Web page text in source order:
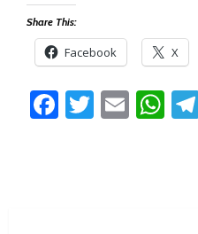
Share This:
Facebook X
Facebook
Twitter